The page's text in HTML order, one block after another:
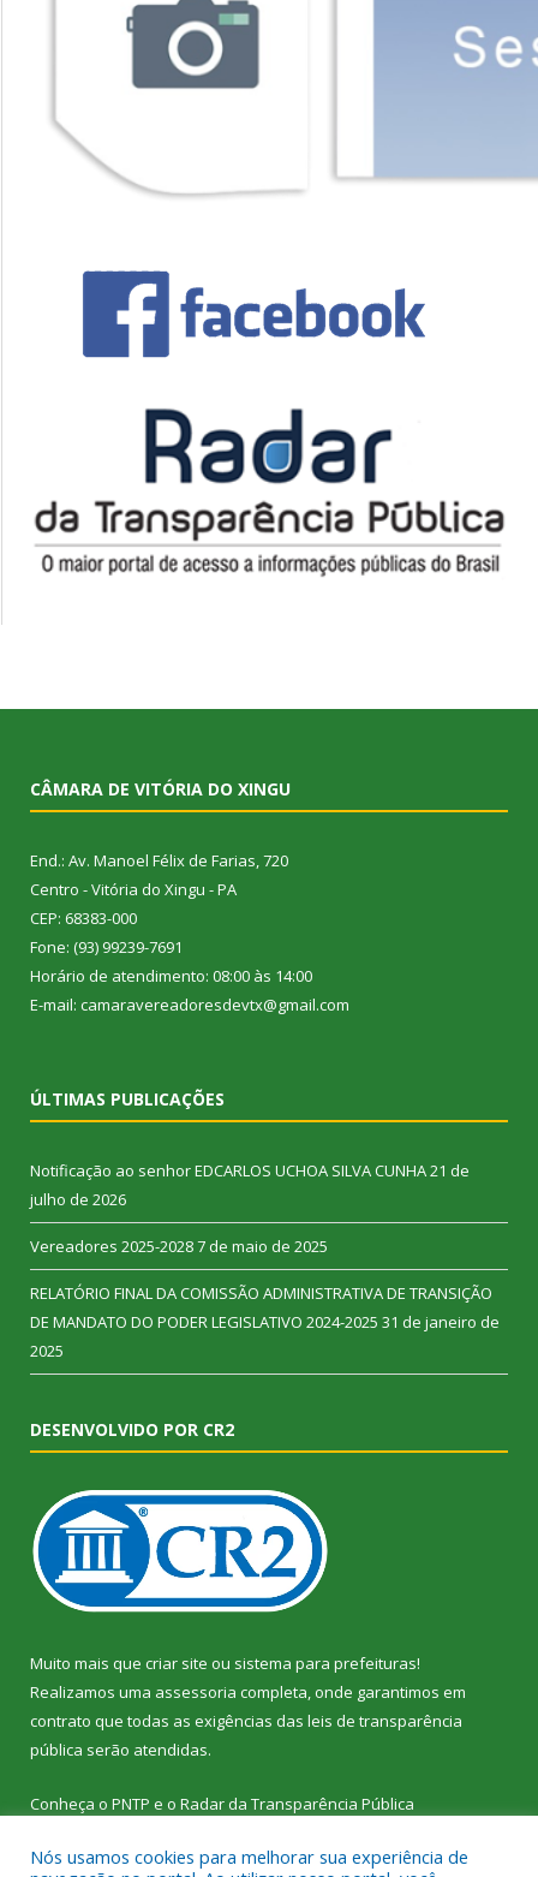
CÂMARA DE VITÓRIA DO XINGU
End.: Av. Manoel Félix de Farias, 720
Centro - Vitória do Xingu - PA
CEP: 68383-000
Fone: (93) 99239-7691
Horário de atendimento: 08:00 às 14:00
E-mail: camaravereadoresdevtx@gmail.com
ÚLTIMAS PUBLICAÇÕES
Notificação ao senhor EDCARLOS UCHOA SILVA CUNHA21 de
julho de 2026
Vereadores 2025-20287 de maio de 2025
RELATÓRIO FINAL DA COMISSÃO ADMINISTRATIVA DE TRANSIÇÃO
DE MANDATO DO PODER LEGISLATIVO 2024-2025 31 de janeiro de
2025
DESENVOLVIDO POR CR2
Muito mais que criar site ou sistema para prefeituras!
Realizamos uma assessoria completa, onde garantimos em
contrato que todas as exigências das leis de transparência
pública serão atendidas.
Conheça o PNTP e o Radar da Transparência Pública
Nós usamos cookies para melhorar sua experiência de